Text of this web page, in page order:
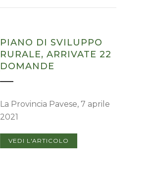
PIANO DI SVILUPPO
RURALE, ARRIVATE 22
DOMANDE
La Provincia Pavese, 7 aprile
2021
VEDI L'ARTICOLO